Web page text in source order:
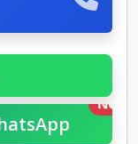
New